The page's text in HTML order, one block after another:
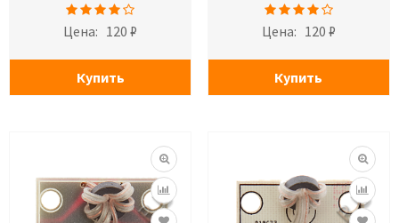
Цена: 120 ₽
Купить
Цена: 120 ₽
Купить